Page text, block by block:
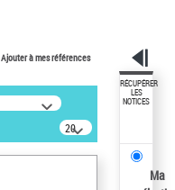
Ajouter à mes références
20
résultats/page
RÉCUPÉRER
LES
NOTICES
Ma